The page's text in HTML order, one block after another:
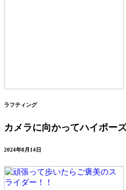
ラフティング
カメラに向かってハイポー
2024年8月14日